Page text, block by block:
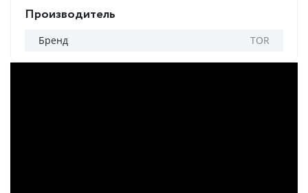
Производитель
Бренд TOR